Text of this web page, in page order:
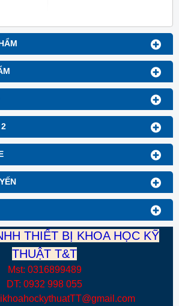
THIẾT BỊ KHOA HỌC KỸ
THUẬT T&T
Mst: 0316899489
DT: 0932 998 055